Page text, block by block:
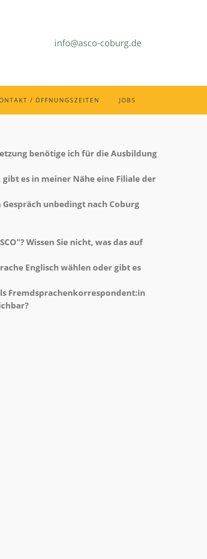
info@asco-coburg.de
/ ÖFFNUNGSZEITEN JOBS
benötige ich für die Ausbildung
es in meiner Nähe eine Filiale der
unbedingt nach Coburg
Wissen Sie nicht, was das auf
Englisch wählen oder gibt es
Fremdsprachenkorrespondent:in